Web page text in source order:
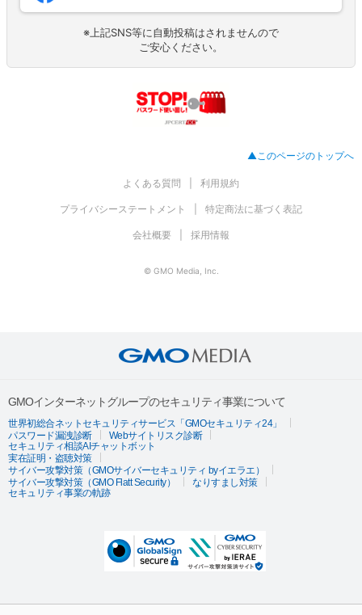
※上記SNS等に自動投稿はされませんので
ご安心ください。
▲このページのトップへ
よくある質問 利用規約
プライバシーステートメント 特定商法に基づく表記
会社概要 採用情報
© GMO Media, Inc.
GMOインターネットグループのセキュリティ事業について
世界初総合ネットセキュリティサービス「GMOセキュリティ24」
パスワード漏洩診断
Webサイトリスク診断
セキュリティ相談AIチャットボット
実在証明・盗聴対策
サイバー攻撃対策（GMOサイバーセキュリティ byイエラエ）
サイバー攻撃対策（GMO Flatt Security）
なりすまし対策
セキュリティ事業の軌跡